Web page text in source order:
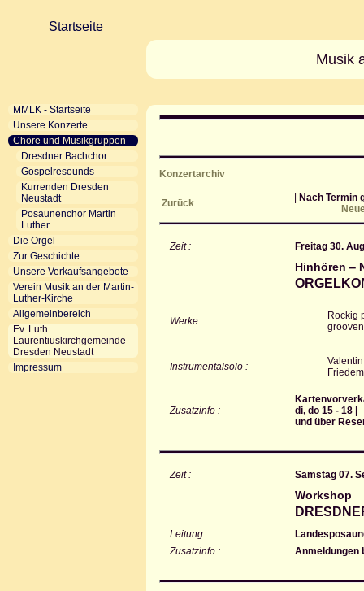
Startseite
MMLK - Startseite
Unsere Konzerte
Chöre und Musikgruppen
Dresdner Bachchor
Gospelresounds
Kurrenden Dresden
Neustadt
Posaunenchor Martin
Luther
Die Orgel
Zur Geschichte
Unsere Verkaufsangebote
Verein Musik an der Martin-
Luther-Kirche
Allgemeinbereich
Ev. Luth.
Laurentiuskirchgemeinde
Dresden Neustadt
Impressum
Musik
Konzertarchiv
Zurück
Nach Termin
Zeit : Freitag 30.
Hinhören ‒
Werke :
Rockig
Instrumentalsolo :
Zusatzinfo :
di, do 15 - 18 |
und über
Zeit : Samstag 07.
Workshop
Leitung :
Zusatzinfo :
Anmeldungen